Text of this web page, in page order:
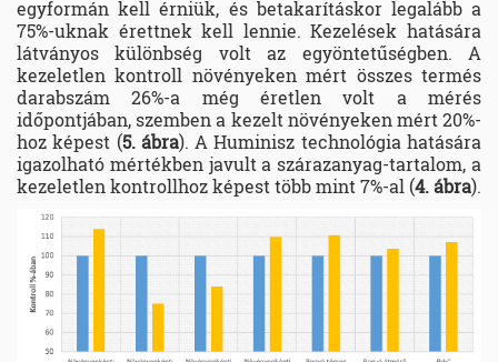
egyformán kell érniük, és betakarításkor legalább a
75%-uknak érettnek kell lennie. Kezelések hatására
látványos különbség volt az egyöntetűségben. A
kezeletlen kontroll növényeken mért összes termés
darabszám 26%-a még éretlen volt a mérés
időpontjában, szemben a kezelt növényeken mért 20%-
hoz képest (5. ábra). A Huminisz technológia hatására
igazolható mértékben javult a szárazanyag-tartalom, a
kezeletlen kontrollhoz képest több mint 7%-al (4. ábra).